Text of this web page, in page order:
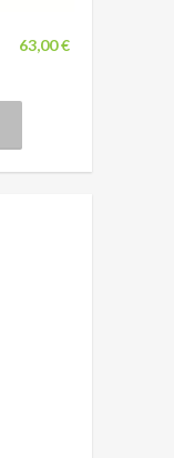
63,00 €